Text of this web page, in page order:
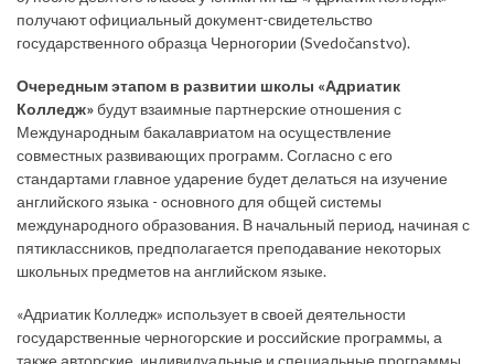
получают официальный документ-свидетельство
государственного образца Черногории (Svedočanstvo).
Очередным этапом в развитии школы «Адриатик
Колледж»будут взаимные партнерские отношения с
Международным бакалавриатом на осуществление
совместных развивающих программ. Согласно с его
стандартами главное ударение будет делаться на изучение
английского языка - основного для общей системы
международного образования. В начальный период, начиная с
пятиклассников, предполагается преподавание некоторых
школьных предметов на английском языке.
«Адриатик Колледж» использует в своей деятельности
государственные черногорские и российские программы, а